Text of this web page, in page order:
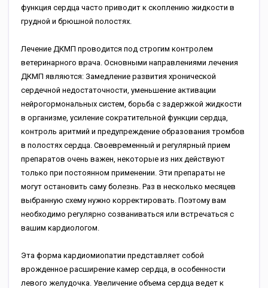
функция сердца часто приводит к скоплению жидкости в
грудной и брюшной полостях.
Лечение ДКМП проводится под строгим контролем
ветеринарного врача. Основными направлениями лечения
ДКМП являются: Замедление развития хронической
сердечной недостаточности, уменьшение активации
нейрогормональных систем, борьба с задержкой жидкости
в организме, усиление сократительной функции сердца,
контроль аритмий и предупреждение образования тромбов
в полостях сердца. Своевременный и регулярный прием
препаратов очень важен, некоторые из них действуют
только при постоянном применении. Эти препараты не
могут остановить саму болезнь. Раз в несколько месяцев
выбранную схему нужно корректировать. Поэтому вам
необходимо регулярно созваниваться или встречаться с
вашим кардиологом.
Эта форма кардиомиопатии представляет собой
врожденное расширение камер сердца, в особенности
левого желудочка. Увеличение объема сердца ведет к